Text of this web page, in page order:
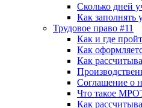
Сколько дней
Как заполнять
Трудовое право #11
Как и где
Как
Как
Соглашение о
Что такое
Как